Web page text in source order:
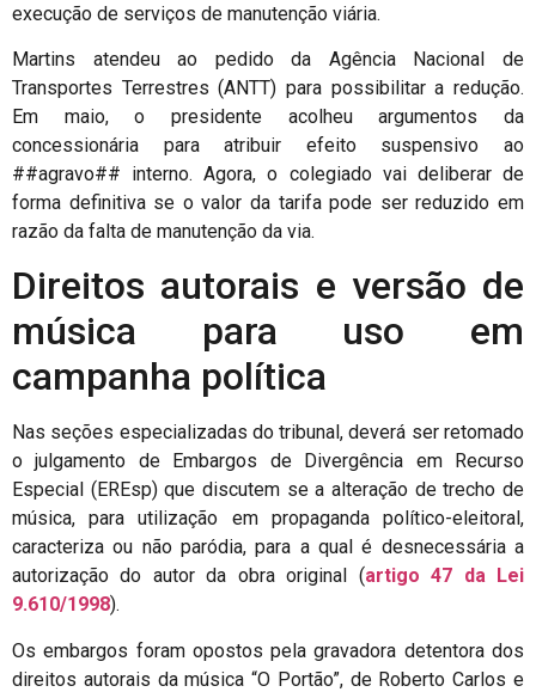
execução de serviços de manutenção viária.
Martins atendeu ao pedido da Agência Nacional de
Transportes Terrestres (ANTT) para possibilitar a redução.
Em maio, o presidente acolheu argumentos da
concessionária para atribuir efeito suspensivo ao
##agravo## interno. Agora, o colegiado vai deliberar de
forma definitiva se o valor da tarifa pode ser reduzido em
razão da falta de manutenção da via.
Direitos autorais e versão de
música para uso em
campanha política
Nas seções especializadas do tribunal, deverá ser retomado
o julgamento de Embargos de Divergência em Recurso
Especial (EREsp) que discutem se a alteração de trecho de
música, para utilização em propaganda político-eleitoral,
caracteriza ou não paródia, para a qual é desnecessária a
autorização do autor da obra original (artigo 47 da Lei
9.610/1998).
Os embargos foram opostos pela gravadora detentora dos
direitos autorais da música “O Portão”, de Roberto Carlos e